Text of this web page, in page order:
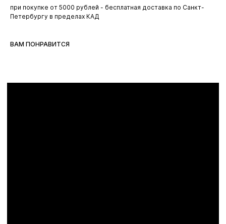
при покупке от 5000 рублей - бесплатная доставка по Санкт-
Петербургу в пределах КАД
ВАМ ПОНРАВИТСЯ